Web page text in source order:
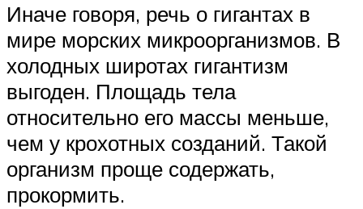
Иначе говоря, речь о гигантах в
мире морских микроорганизмов. В
холодных широтах гигантизм
выгоден. Площадь тела
относительно его массы меньше,
чем у крохотных созданий. Такой
организм проще содержать,
прокормить.